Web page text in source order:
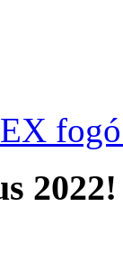
fogó
2022!